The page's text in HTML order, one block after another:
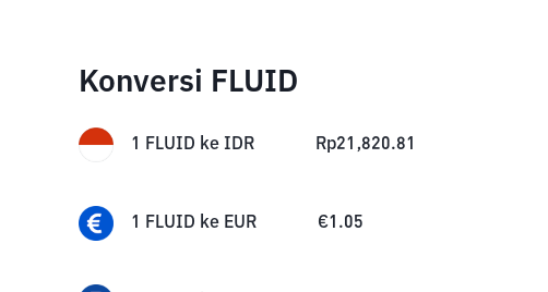
Konversi FLUID
1 FLUID ke IDR Rp21,820.81
1 FLUID ke EUR €1.05